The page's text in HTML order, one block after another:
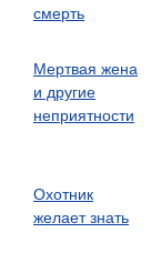
смерть
Мертвая жена
и другие
неприятности
Охотник
желает знать